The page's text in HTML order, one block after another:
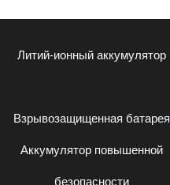
Литий-ионный аккумулятор
Взрывозащищенная батарея
Аккумулятор повышенной
безопасности